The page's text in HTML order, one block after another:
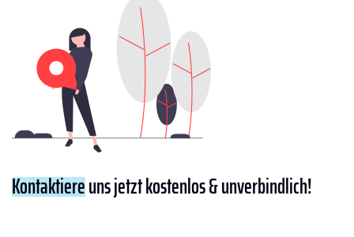
Kontaktiereuns jetzt kostenlos & unverbindlich!